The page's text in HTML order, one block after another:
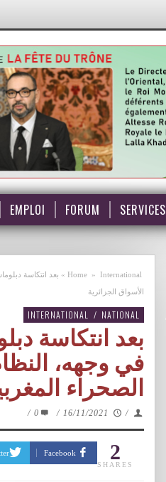
EMPLOI FORUM SERVICES
Home » International
» بعد انتكاسة
الأسواق الجزائرية
INTERNATIONAL / NATIONAL
بعد انتكاسة
في وجهه،
الصحراء
/
16/11/2021
/
0
/
2
SHARES
Facebook